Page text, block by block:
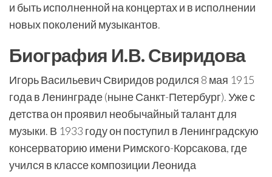
и быть исполненной на концертах и в исполнении
новых поколений музыкантов.
Биография И.В. Свиридова
Игорь Васильевич Свиридов родился 8 мая 1915
года в Ленинграде (ныне Санкт-Петербург). Уже с
детства он проявил необычайный талант для
музыки. В 1933 году он поступил в Ленинградскую
консерваторию имени Римского-Корсакова, где
учился в классе композиции Леонида